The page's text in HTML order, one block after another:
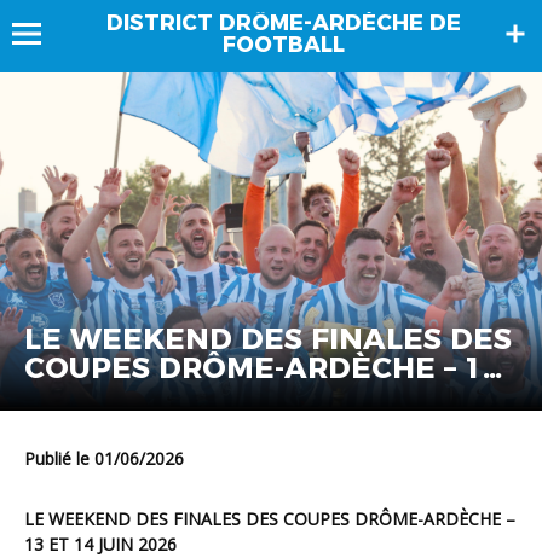
DISTRICT DRÔME-ARDÈCHE DE
FOOTBALL
LE WEEKEND DES FINALES DES
COUPES DRÔME-ARDÈCHE – 13
ET 14 JUIN 2026
Publié le 01/06/2026
LE WEEKEND DES FINALES DES COUPES DRÔME-ARDÈCHE –
13 ET 14 JUIN 2026